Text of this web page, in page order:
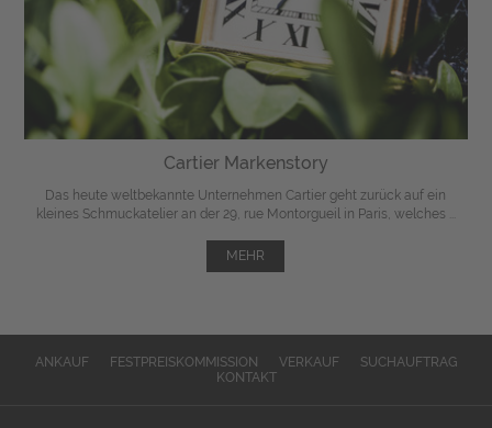
Cartier Markenstory
Das heute weltbekannte Unternehmen Cartier geht zurück auf ein
kleines Schmuckatelier an der 29, rue Montorgueil in Paris, welches ...
MEHR
ANKAUF FESTPREISKOMMISSION VERKAUF
SUCHAUFTRAG
KONTAKT